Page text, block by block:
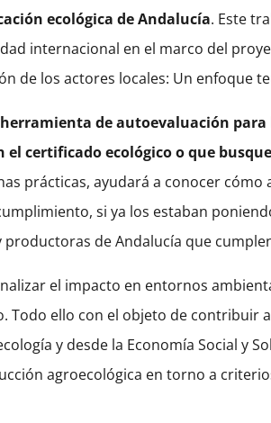
ecológica de Andalucía. Este
internacional en el marco del
de los actores locales: Un enfoque
de autoevaluación para
certificado ecológico o que
prácticas, ayudará a conocer
si ya los estaban
de Andalucía que
el impacto en entornos
ello con el objeto de contribuir
y desde la Economía Social y
agroecológica en torno a